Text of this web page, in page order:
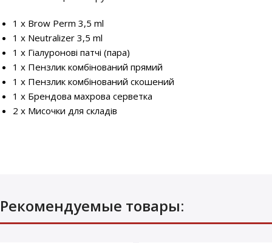
1 х Brow Perm 3,5 ml
1 x Neutralizer 3,5 ml
1 x Гіалуронові патчі (пара)
1 х Пензлик комбінований прямий
1 х Пензлик комбінований скошений
1 х Брендова махрова серветка
2 х Мисочки для складів
Рекомендуемые товары: